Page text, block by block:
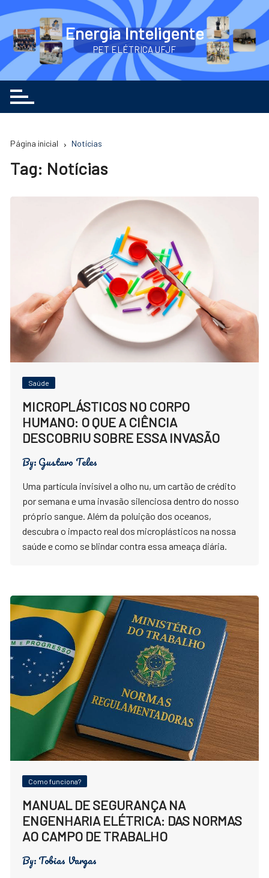
o
conteúdo
Energia Inteligente
PET ELÉTRICA UFJF
Página inicial Notícias
Tag: Notícias
Saúde
MICROPLÁSTICOS NO CORPO
HUMANO: O QUE A CIÊNCIA
DESCOBRIU SOBRE ESSA INVASÃO
By:Gustavo Teles
Uma partícula invisível a olho nu, um cartão de crédito
por semana e uma invasão silenciosa dentro do nosso
próprio sangue. Além da poluição dos oceanos,
descubra o impacto real dos microplásticos na nossa
saúde e como se blindar contra essa ameaça diária.
Como funciona?
MANUAL DE SEGURANÇA NA
ENGENHARIA ELÉTRICA: DAS NORMAS
AO CAMPO DE TRABALHO
By:Tobias Vargas